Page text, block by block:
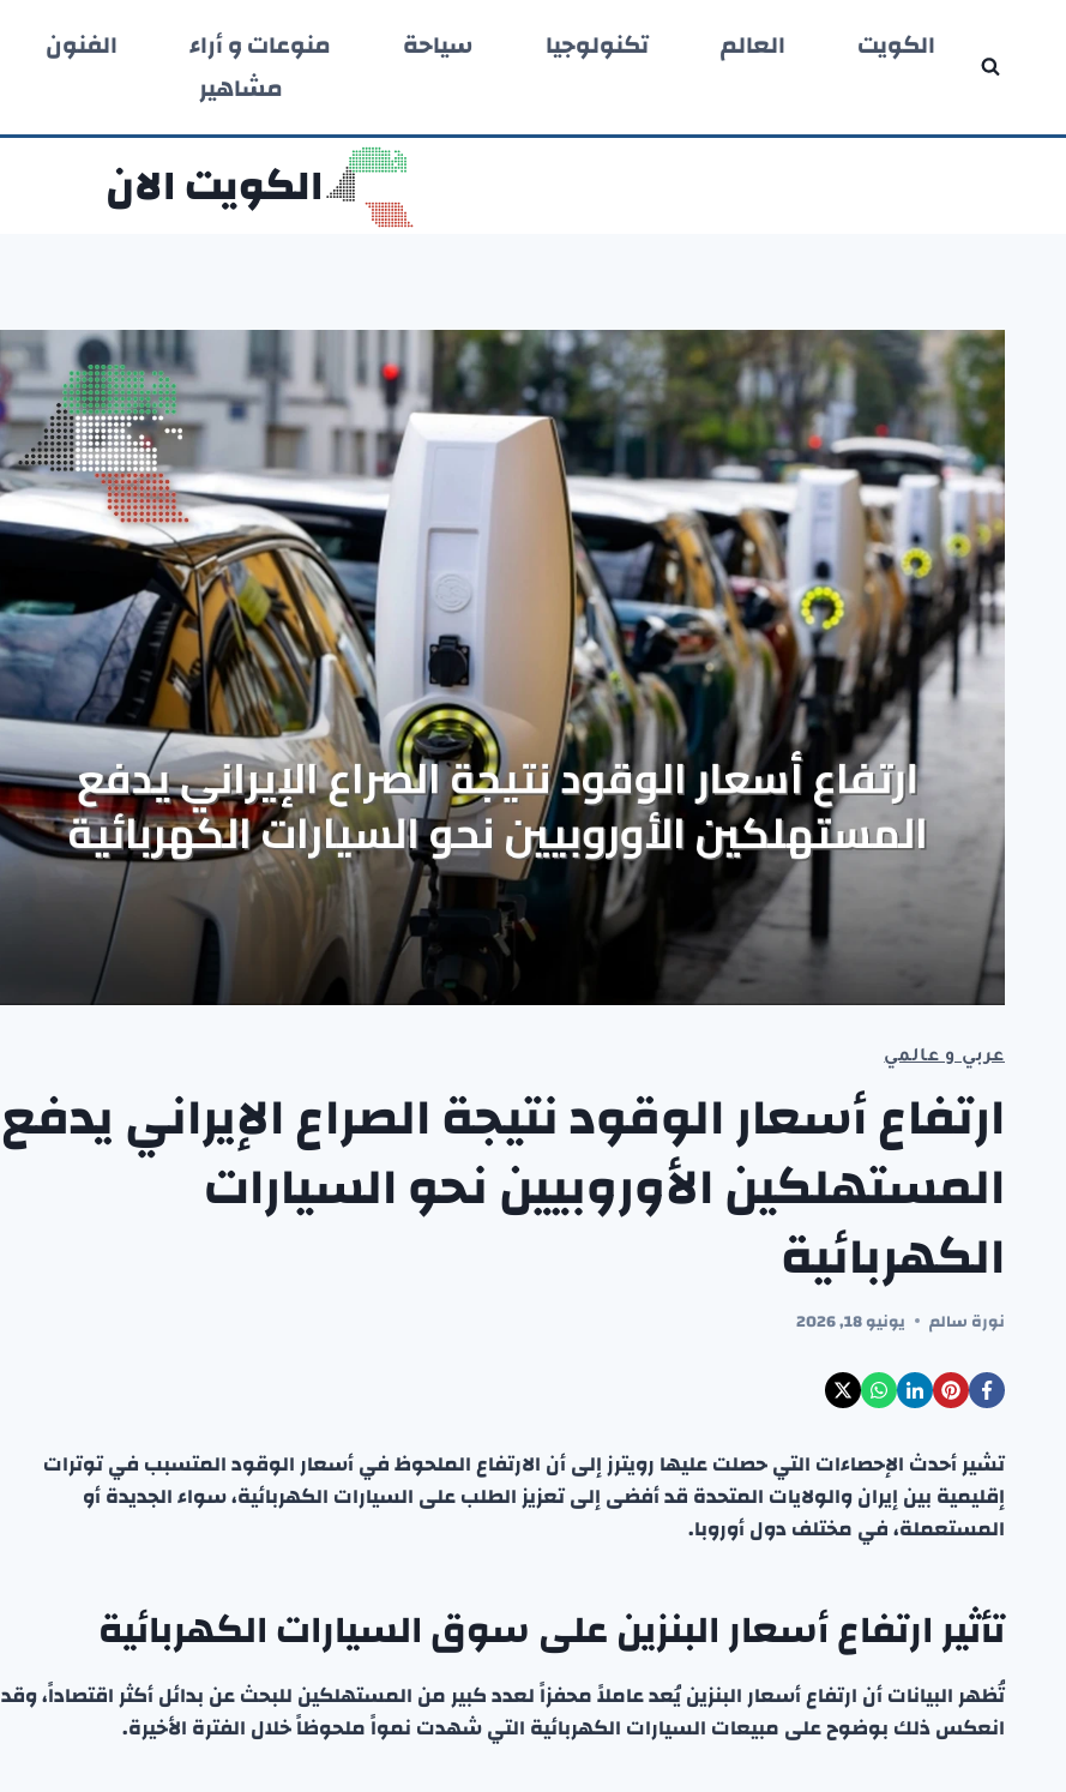
المحتوى
الكويت العالم تكنولوجيا سياحة منوعات و أراء الفنون
مشاهير
الكويت الان
عربي و عالمي
ارتفاع أسعار الوقود نتيجة الصراع الإيراني يدفع
المستهلكين الأوروبيين نحو السيارات
الكهربائية
نورة سالم يونيو 18, 2026
تشير أحدث الإحصاءات التي حصلت عليها رويترز إلى أن الارتفاع الملحوظ في أسعار الوقود المتسبب في توترات
إقليمية بين إيران والولايات المتحدة قد أفضى إلى تعزيز الطلب على السيارات الكهربائية، سواء الجديدة أو
المستعملة، في مختلف دول أوروبا.
تأثير ارتفاع أسعار البنزين على سوق السيارات الكهربائية
تُظهر البيانات أن ارتفاع أسعار البنزين يُعد عاملاً محفزاً لعدد كبير من المستهلكين للبحث عن بدائل أكثر اقتصاداً، وقد
انعكس ذلك بوضوح على مبيعات السيارات الكهربائية التي شهدت نمواً ملحوظاً خلال الفترة الأخيرة.